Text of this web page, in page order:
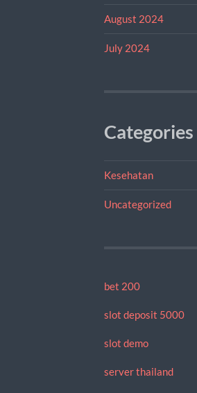
August 2024
July 2024
Categories
Kesehatan
Uncategorized
bet 200
slot deposit 5000
slot demo
server thailand